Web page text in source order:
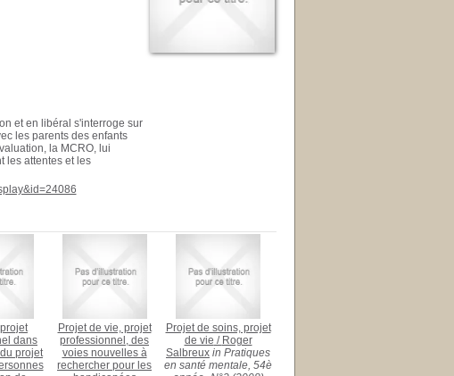
et en libéral s'interroge sur
les parents des enfants
la MCRO, lui
les attentes et les
dans
projet
Projet de vie, projet
professionnel, des
voies nouvelles à
rechercher pour les
Projet de soins, projet
de vie / Roger
Salbreux in Pratiques
en santé mentale, 54è